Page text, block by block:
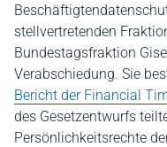
stellvertretenden
Bundestagsfraktion
Verabschiedung. Sie
Bericht der Financial
des Gesetzentwurfs
Persönlichkeitsrechte